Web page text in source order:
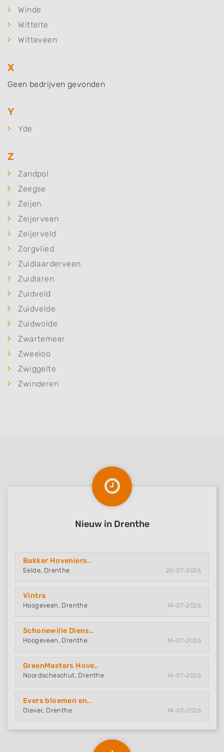
Winde
Wittelte
Witteveen
X
Geen bedrijven gevonden
Y
Yde
Z
Zandpol
Zeegse
Zeijen
Zeijerveen
Zeijerveld
Zorgvlied
Zuidlaarderveen
Zuidlaren
Zuidveld
Zuidvelde
Zuidwolde
Zwartemeer
Zweeloo
Zwiggelte
Zwinderen
Nieuw in Drenthe
Bakker Hoveniers..
Eelde, Drenthe 20-07-2026
Vintra
Hoogeveen, Drenthe 14-07-2026
Schonewille Diens..
Hoogeveen, Drenthe 14-07-2026
GreenMasters Hove..
Noordscheschut, Drenthe 14-07-2026
Evers bloemen en..
Diever, Drenthe 14-07-2026